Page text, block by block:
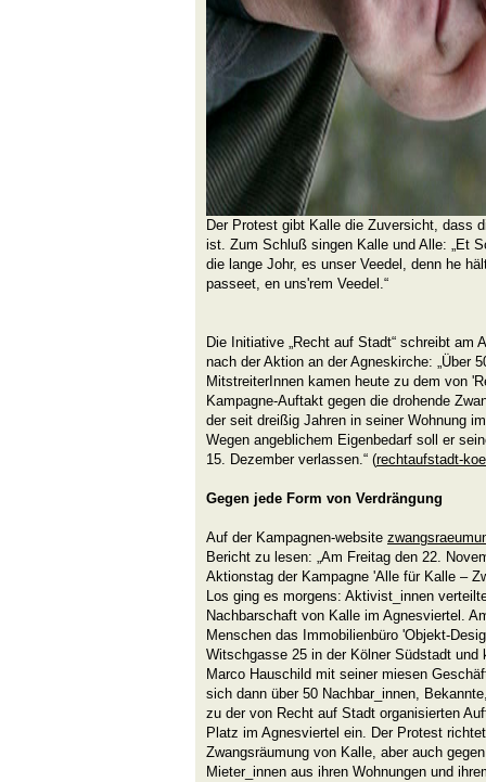
Der Protest gibt Kalle die Zuversicht, dass
ist. Zum Schluß singen Kalle und Alle: „Et
die lange Johr, es unser Veedel, denn he
passeet, en uns'rem Veedel.“
Die Initiative „Recht auf Stadt“ schreibt am
nach der Aktion an der Agneskirche: „Über
MitstreiterInnen kamen heute zu dem von
Kampagne-Auftakt gegen die drohende
der seit dreißig Jahren in seiner Wohnung
Wegen angeblichem Eigenbedarf soll er
15. Dezember verlassen.“ (rechtaufstadt-
Gegen jede Form von Verdrängung
Auf der Kampagnen-website
Bericht zu lesen: „Am Freitag den 22.
Aktionstag der Kampagne 'Alle für Kalle –
Los ging es morgens: Aktivist_innen
Nachbarschaft von Kalle im Agnesviertel.
Menschen das Immobilienbüro 'Objekt-
Witschgasse 25 in der Kölner Südstadt und
Marco Hauschild mit seiner miesen
sich dann über 50 Nachbar_innen,
zu der von Recht auf Stadt organisierten
Platz im Agnesviertel ein. Der Protest
Zwangsräumung von Kalle, aber auch
Mieter_innen aus ihren Wohnungen und